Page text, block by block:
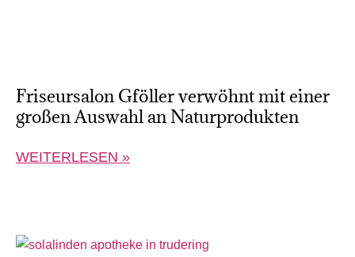
Friseursalon Gföller verwöhnt mit einer
großen Auswahl an Naturprodukten
WEITERLESEN »